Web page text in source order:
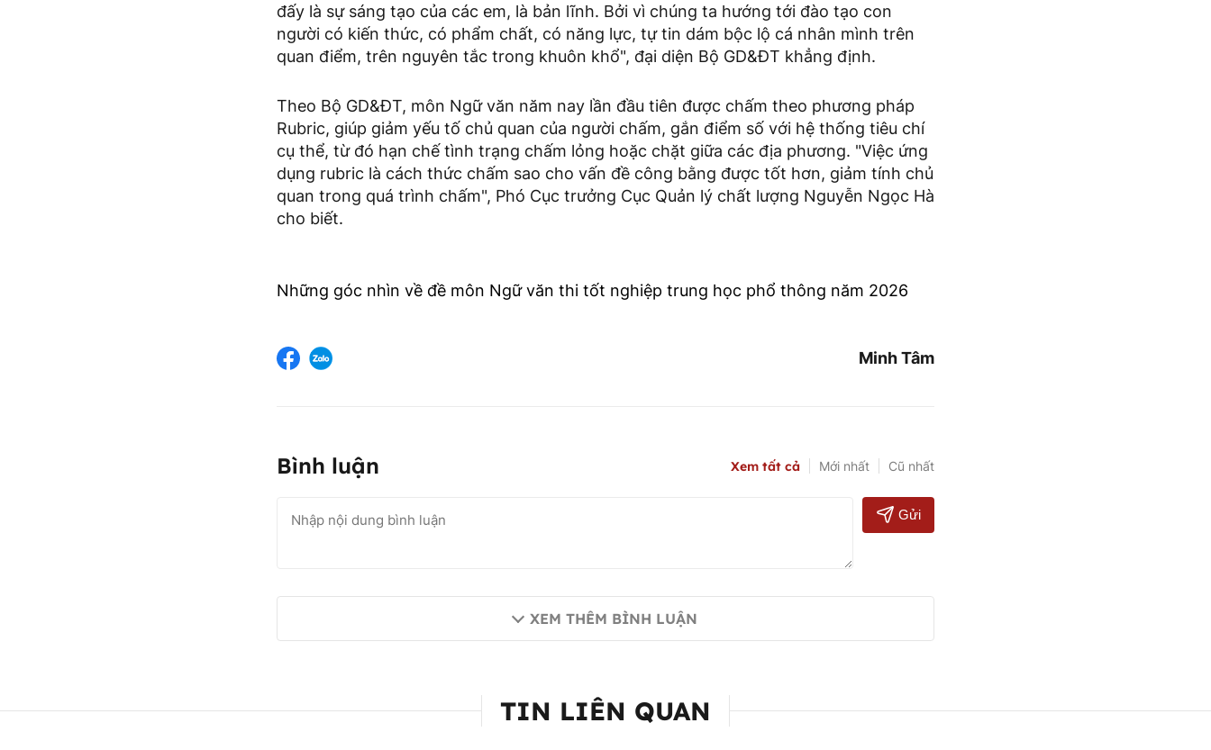
đấy là sự sáng tạo của các em, là bản lĩnh. Bởi vì chúng ta hướng tới đào tạo con
người có kiến thức, có phẩm chất, có năng lực, tự tin dám bộc lộ cá nhân mình trên
quan điểm, trên nguyên tắc trong khuôn khổ", đại diện Bộ GD&ĐT khẳng định.
Theo Bộ GD&ĐT, môn Ngữ văn năm nay lần đầu tiên được chấm theo phương pháp
Rubric, giúp giảm yếu tố chủ quan của người chấm, gắn điểm số với hệ thống tiêu chí
cụ thể, từ đó hạn chế tình trạng chấm lỏng hoặc chặt giữa các địa phương. "Việc ứng
dụng rubric là cách thức chấm sao cho vấn đề công bằng được tốt hơn, giảm tính chủ
quan trong quá trình chấm", Phó Cục trưởng Cục Quản lý chất lượng Nguyễn Ngọc Hà
cho biết.
Những góc nhìn về đề môn Ngữ văn thi tốt nghiệp trung học phổ thông năm 2026
Minh Tâm
Bình luận Xem tất cả Mới nhất Cũ nhất
Gửi
XEM THÊM BÌNH LUẬN
TIN LIÊN QUAN